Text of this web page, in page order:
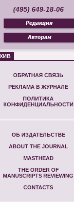
(495) 649-18-06
ОБРАТНАЯ СВЯЗЬ
РЕКЛАМА В ЖУРНАЛЕ
ПОЛИТИКА
КОНФИДЕНЦИАЛЬНОСТИ
ОБ ИЗДАТЕЛЬСТВЕ
ABOUT THE JOURNAL
MASTHEAD
THE ORDER OF
MANUSCRIPTS REVIEWING
CONTACTS